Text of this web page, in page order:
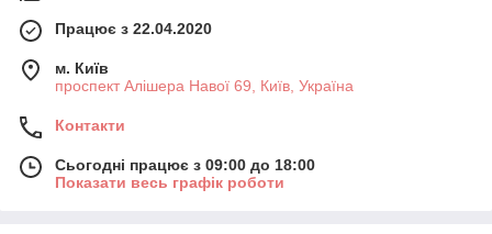
Працює з 22.04.2020
м. Київ
проспект Алішера Навої 69, Київ, Україна
Контакти
Сьогодні працює з 09:00 до 18:00
Показати весь графік роботи